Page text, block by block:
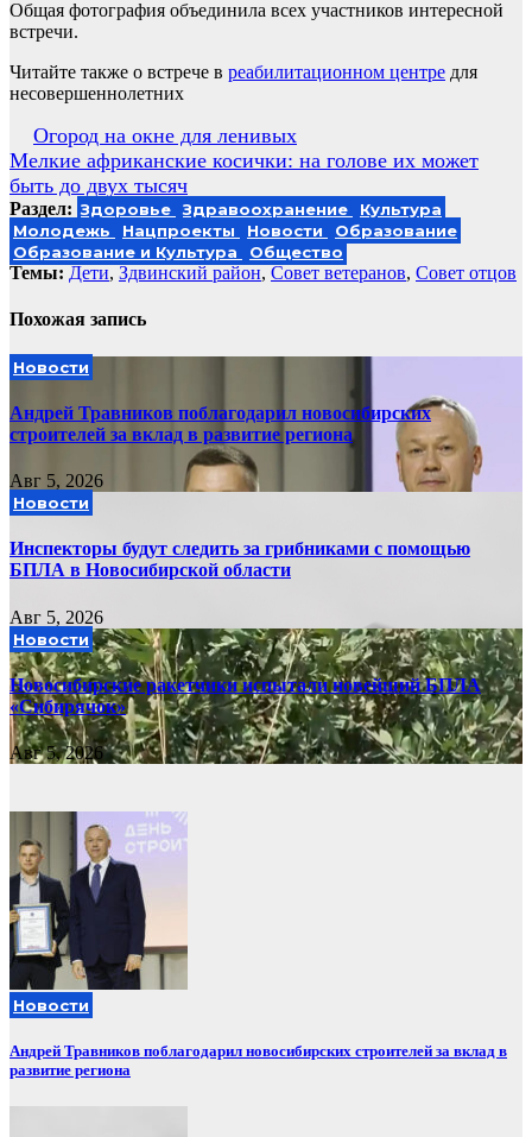
Общая фотография объединила всех участников интересной
встречи.
Читайте также о встрече в реабилитационном центре для
несовершеннолетних
Навигация
по
записям
Огород на окне для ленивых
Мелкие африканские косички: на голове их может
быть до двух тысяч
Раздел: Здоровье Здравоохранение
Культура
Молодежь
Нацпроекты Новости
Образование
Образование и Культура
Общество
Темы: Дети, Здвинский район, Совет ветеранов, Совет отцов
Похожая запись
Новости
Андрей Травников поблагодарил новосибирских
строителей за вклад в развитие региона
Авг 5, 2026
Новости
Инспекторы будут следить за грибниками с помощью
БПЛА в Новосибирской области
Авг 5, 2026
Новости
Новосибирские ракетчики испытали новейший БПЛА
«Сибирячок»
Авг 5, 2026
Новости
Андрей Травников поблагодарил новосибирских строителей за вклад в
развитие региона